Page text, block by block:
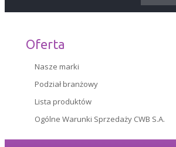
KARIERA
CERTYFIKATY
RELACJE INWESTORSKIE
Oferta
Nasze marki
Podział branżowy
Lista produktów
Ogólne Warunki Sprzedaży CWB S.A.